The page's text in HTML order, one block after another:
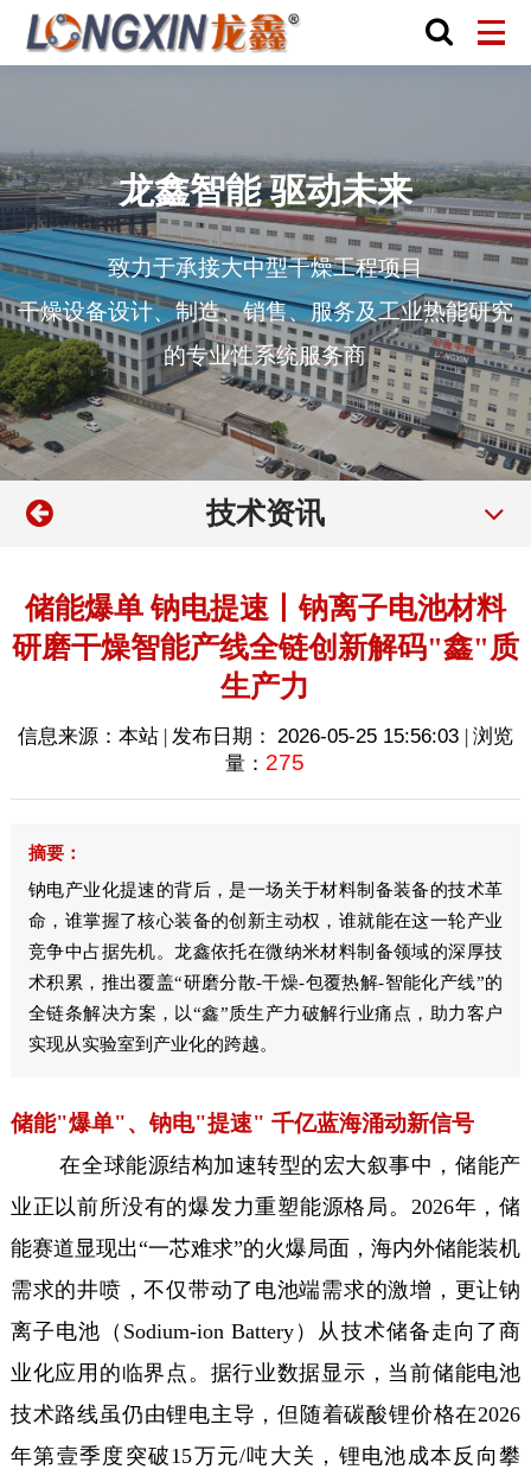
龙鑫智能 驱动未来
致力于承接大中型干燥工程项目
干燥设备设计、制造、销售、服务及工业热能研究
的专业性系统服务商
技术资讯
储能爆单 钠电提速丨钠离子电池材料
研磨干燥智能产线全链创新解码"鑫"质
生产力
信息来源：本站 | 发布日期： 2026-05-25 15:56:03 | 浏览
量： 275
摘要：
钠电产业化提速的背后，是一场关于材料制备装备的技术革
命，谁掌握了核心装备的创新主动权，谁就能在这一轮产业
竞争中占据先机。龙鑫依托在微纳米材料制备领域的深厚技
术积累，推出覆盖“研磨分散-干燥-包覆热解-智能化产线”的
全链条解决方案，以“鑫”质生产力破解行业痛点，助力客户
实现从实验室到产业化的跨越。
储能"爆单"、钠电"提速" 千亿蓝海涌动新信号
在全球能源结构加速转型的宏大叙事中，储能产
业正以前所没有的爆发力重塑能源格局。2026年，储
能赛道显现出“一芯难求”的火爆局面，海内外储能装机
需求的井喷，不仅带动了电池端需求的激增，更让钠
离子电池（Sodium-ion Battery）从技术储备走向了商
业化应用的临界点。据行业数据显示，当前储能电池
技术路线虽仍由锂电主导，但随着碳酸锂价格在2026
年第壹季度突破15万元/吨大关，锂电池成本反向攀